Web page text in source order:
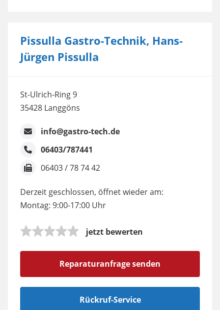
Pissulla Gastro-Technik, Hans-
Jürgen Pissulla
St-Ulrich-Ring 9
35428 Langgöns
info@gastro-tech.de
06403/787441
06403 / 78 74 42
Derzeit geschlossen, öffnet wieder am:
Montag: 9:00-17:00 Uhr
jetzt bewerten
Reparaturanfrage senden
Rückruf-Service